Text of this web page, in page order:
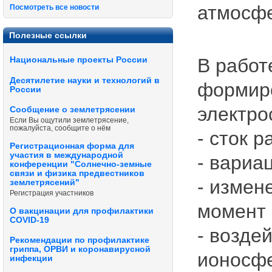
Посмотреть все новости
Полезные ссылки
Национальные проекты России
Десятилетие науки и технологий в
России
Сообщение о землетрясении
Если Вы ощутили землетрясение,
пожалуйста, сообщите о нём
Регистрационная форма для
участия в международной
конференции "Солнечно-земные
связи и физика предвестников
землетрясений"
Регистрация участников
О вакцинации для профилактики
COVID-19
Рекомендации по профилактике
гриппа, ОРВИ и коронавирусной
инфекции
В
- сток
-
-
момент
-